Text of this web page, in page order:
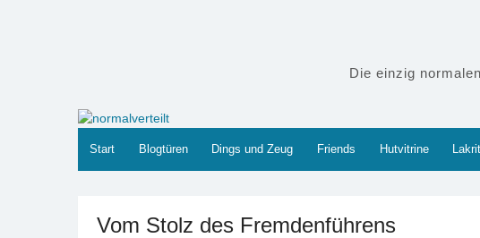
Die einzig
Start Blogtüren Dings und Zeug Friends Hutvitrine
Vom Stolz des Fremdenführens